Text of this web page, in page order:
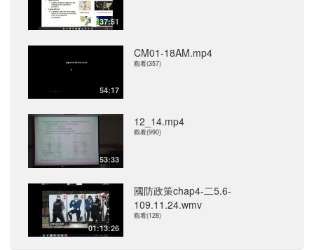
37:51
54:17
CM01-18AM.mp4
觀看(357)
53:33
12_14.mp4
觀看(990)
01:13:26
國防政策chap4-二5.6-
109.11.24.wmv
觀看(128)